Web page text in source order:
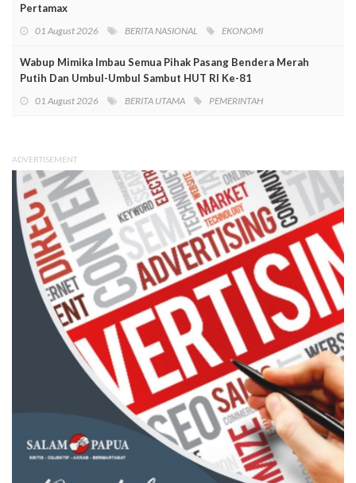
Pertamax
01 August 2026 BERITA NASIONAL EKONOMI
Wabup Mimika Imbau Semua Pihak Pasang Bendera Merah
Putih Dan Umbul-Umbul Sambut HUT RI Ke-81
01 August 2026 BERITA UTAMA PEMERINTAH
ADVERTISEMENT